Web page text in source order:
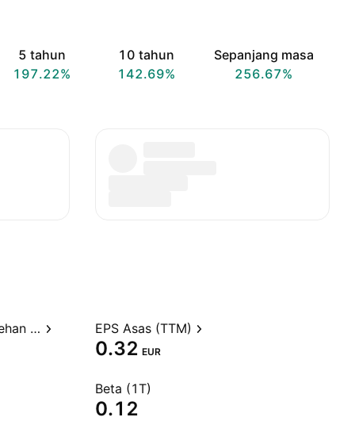
5 tahun
197.22%
10 tahun
142.69%
Sepanjang masa
256.67%
Nisbah harga kepada perolehan (TTM) EPS Asas (TTM)
0.32 EUR
Beta (1T)
0.12